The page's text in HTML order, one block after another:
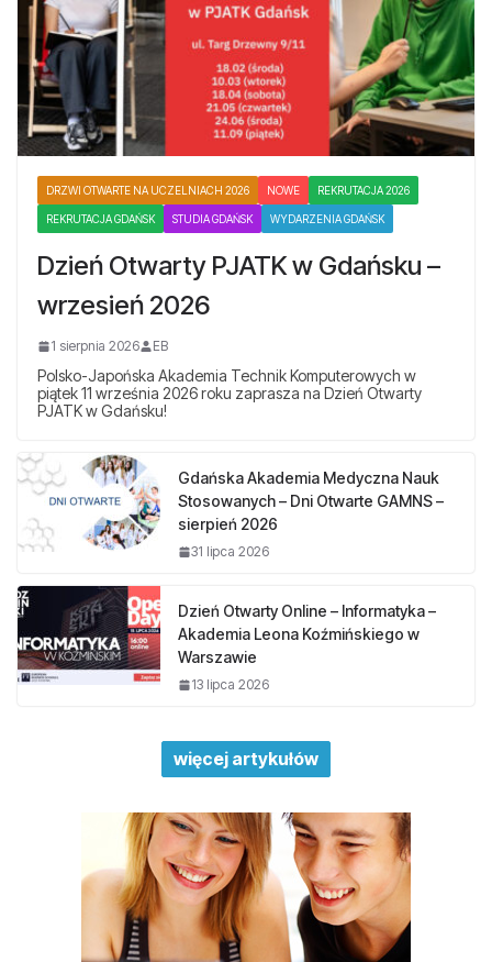
DRZWI OTWARTE NA UCZELNIACH 2026 NOWE REKRUTACJA 2026
REKRUTACJA GDAŃSK STUDIA GDAŃSK WYDARZENIA GDAŃSK
Dzień Otwarty PJATK w Gdańsku –
wrzesień 2026
1 sierpnia 2026 EB
Polsko-Japońska Akademia Technik Komputerowych w
piątek 11 września 2026 roku zaprasza na Dzień Otwarty
PJATK w Gdańsku!
Gdańska Akademia Medyczna Nauk
Stosowanych – Dni Otwarte GAMNS –
sierpień 2026
31 lipca 2026
Dzień Otwarty Online – Informatyka –
Akademia Leona Koźmińskiego w
Warszawie
13 lipca 2026
więcej artykułów